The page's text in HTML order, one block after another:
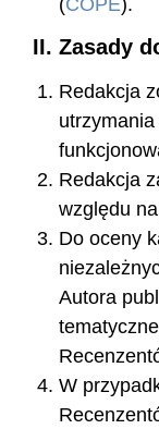
II. Zasady
Redakcja
Redakcja
względu
Do oceny
Autora
W